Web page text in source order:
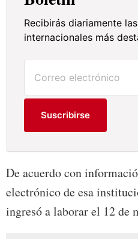
Recibirás diariamente
internacionales más
Suscribirse
De acuerdo con
electrónico de esa
ingresó a laborar el 12 de